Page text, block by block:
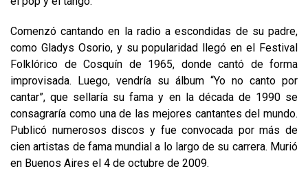
Comenzó cantando en la radio a escondidas de su padre,
como Gladys Osorio, y su popularidad llegó en el Festival
Folklórico de Cosquín de 1965, donde cantó de forma
improvisada. Luego, vendría su álbum “Yo no canto por
cantar”, que sellaría su fama y en la década de 1990 se
consagraría como una de las mejores cantantes del mundo.
Publicó numerosos discos y fue convocada por más de
cien artistas de fama mundial a lo largo de su carrera. Murió
en Buenos Aires el 4 de octubre de 2009.